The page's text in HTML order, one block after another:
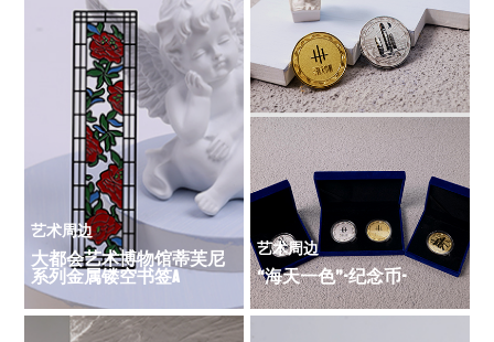
艺术周边
大都会艺术博物馆蒂芙尼
系列金属镂空书签A
艺术周边
“海天一色”-纪念币-